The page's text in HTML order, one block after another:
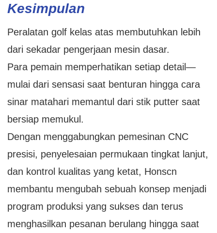
Kesimpulan
Peralatan golf kelas atas membutuhkan lebih
dari sekadar pengerjaan mesin dasar.
Para pemain memperhatikan setiap detail—
mulai dari sensasi saat benturan hingga cara
sinar matahari memantul dari stik putter saat
bersiap memukul.
Dengan menggabungkan pemesinan CNC
presisi, penyelesaian permukaan tingkat lanjut,
dan kontrol kualitas yang ketat, Honscn
membantu mengubah sebuah konsep menjadi
program produksi yang sukses dan terus
menghasilkan pesanan berulang hingga saat